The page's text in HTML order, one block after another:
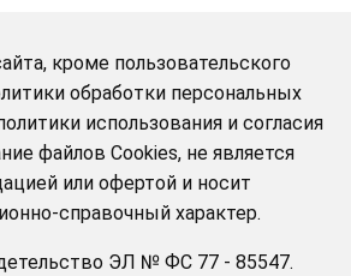
кроме пользовательского
обработки персональных
использования и согласия
файлов Cookies, не является
или офертой и носит
справочный характер.
ЭЛ № ФС 77 - 85547.